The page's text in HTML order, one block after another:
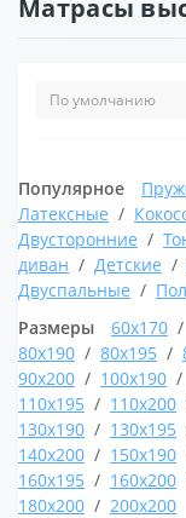
Матрасы
Популярное
Латексные
Двусторонние
диван
Детские
Двуспальные
Размеры
60x170
80x190
80x195
90x200
100x190
110x195
110x200
130x190
130x195
140x200
150x190
160x195
160x200
180x200
200x200